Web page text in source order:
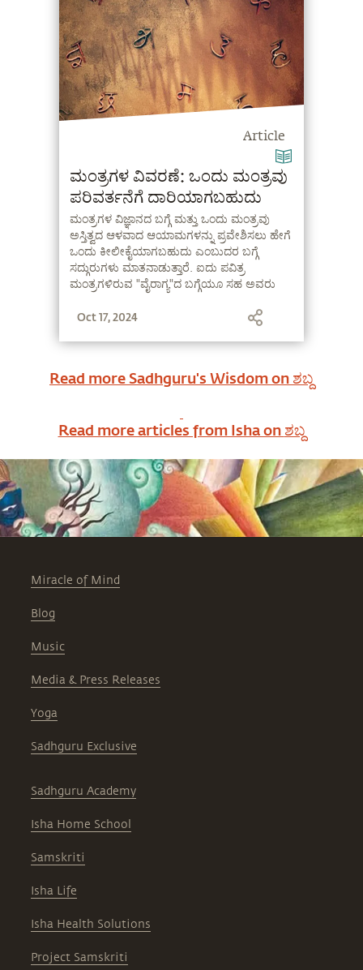
Article
ಮಂತ್ರಗಳ ವಿವರಣೆ: ಒಂದು ಮಂತ್ರವು
ಪರಿವರ್ತನೆಗೆ ದಾರಿಯಾಗಬಹುದು
ಮಂತ್ರಗಳ ವಿಜ್ಞಾನದ ಬಗ್ಗೆ ಮತ್ತು ಒಂದು ಮಂತ್ರವು
ಅಸ್ತಿತ್ವದ ಆಳವಾದ ಆಯಾಮಗಳನ್ನು ಪ್ರವೇಶಿಸಲು ಹೇಗೆ
ಒಂದು ಕೀಲೀಕೈಯಾಗಬಹುದು ಎಂಬುದರ ಬಗ್ಗೆ
ಸದ್ಗುರುಗಳು ಮಾತನಾಡುತ್ತಾರೆ. ಐದು ಪವಿತ್ರ
ಮಂತ್ರಗಳಿರುವ "ವೈರಾಗ್ಯ"ದ ಬಗ್ಗೆಯೂ ಸಹ ಅವರು
ಪ್ರಯೋಜನವನ್ನು ಪಡೆಯಬಹುದು ಎಂದು
Oct 17, 2024
Read more Sadhguru's Wisdom on ಶಬ್ದ
Read more articles from Isha on ಶಬ್ದ
Miracle of Mind
Blog
Music
Media & Press Releases
Yoga
Sadhguru Exclusive
Sadhguru Academy
Isha Home School
Samskriti
Isha Life
Isha Health Solutions
Project Samskriti